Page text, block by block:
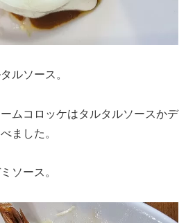
ルソース。
ムコロッケはタルタルソースかデ
ました。
ソース。